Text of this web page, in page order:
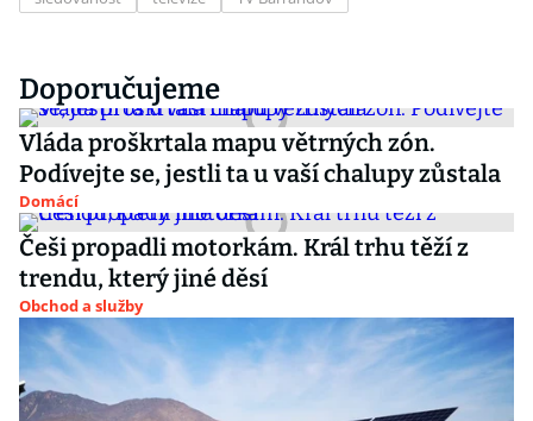
Doporučujeme
Vláda proškrtala mapu větrných zón.
Podívejte se, jestli ta u vaší chalupy zůstala
Domácí
Češi propadli motorkám. Král trhu těží z
trendu, který jiné děsí
Obchod a služby